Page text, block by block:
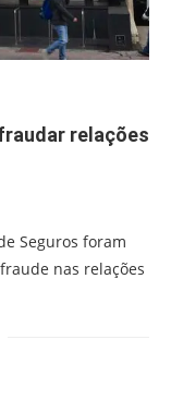
relações
Seguros foram
nas relações